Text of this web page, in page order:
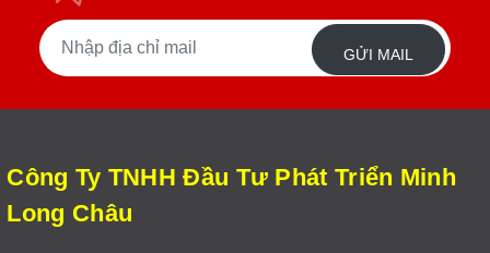
GỬI MAIL
Công Ty TNHH Đầu Tư Phát Triển Minh
Long Châu